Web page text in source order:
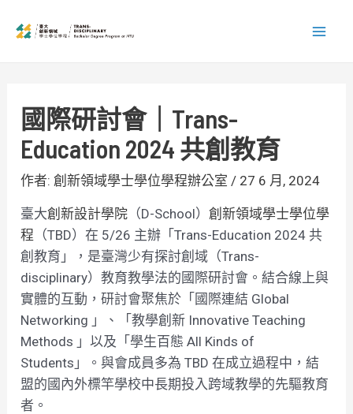
國際研討會｜Trans-
Education 2024 共創教育
作者:創新領域學士學位學程辦公室/ 27 6 月, 2024
臺大創新設計學院 （D-School）創新領域學士學位學
程 （TBD）在 5/26 主辦「Trans-Education 2024 共
創教育」，是臺灣少有探討創域（Trans-
disciplinary）教育教學法的國際研討會。結合線上與
實體的互動，研討會聚焦於「國際連結 Global
Networking 」、「教學創新 Innovative Teaching
Methods 」以及「學生百態 All Kinds of
Students」。與會成員多為 TBD 在成立過程中，結
盟的國內外標竿學校中長期投入跨域教學的先驅教育
者。
章